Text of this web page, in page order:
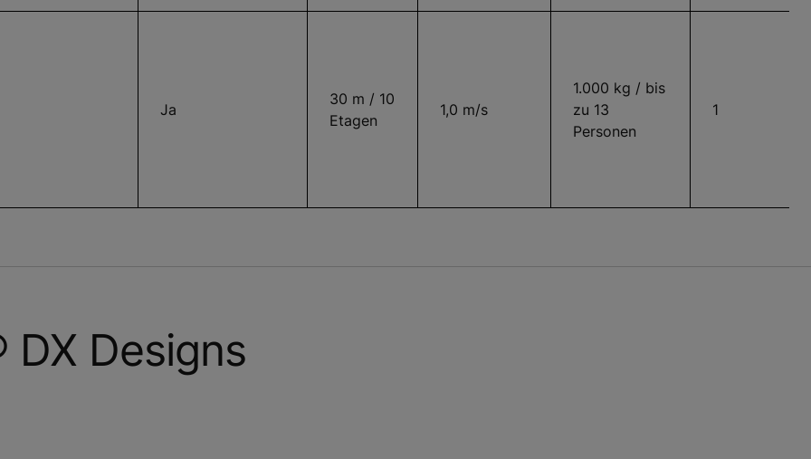
Ja
30 m / 10
Etagen
1,0 m/s
1.000 kg / bis
zu 13
Personen
1
DX Designs